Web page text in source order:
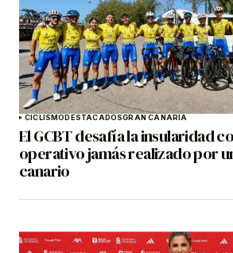
CICLISMODESTACADOSGRAN CANARIA
El GCBT desafía la insularidad
operativo jamás realizado por
canario